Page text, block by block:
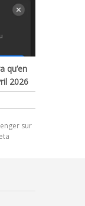
qu’en
2026
sur